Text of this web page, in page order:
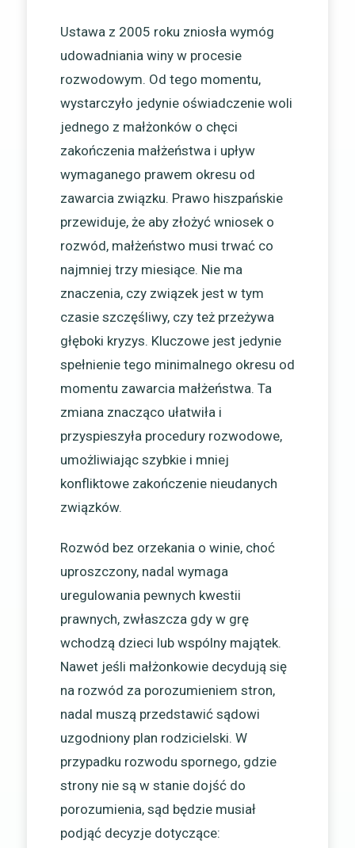
Ustawa z 2005 roku zniosła wymóg
udowadniania winy w procesie
rozwodowym. Od tego momentu,
wystarczyło jedynie oświadczenie woli
jednego z małżonków o chęci
zakończenia małżeństwa i upływ
wymaganego prawem okresu od
zawarcia związku. Prawo hiszpańskie
przewiduje, że aby złożyć wniosek o
rozwód, małżeństwo musi trwać co
najmniej trzy miesiące. Nie ma
znaczenia, czy związek jest w tym
czasie szczęśliwy, czy też przeżywa
głęboki kryzys. Kluczowe jest jedynie
spełnienie tego minimalnego okresu od
momentu zawarcia małżeństwa. Ta
zmiana znacząco ułatwiła i
przyspieszyła procedury rozwodowe,
umożliwiając szybkie i mniej
konfliktowe zakończenie nieudanych
związków.
Rozwód bez orzekania o winie, choć
uproszczony, nadal wymaga
uregulowania pewnych kwestii
prawnych, zwłaszcza gdy w grę
wchodzą dzieci lub wspólny majątek.
Nawet jeśli małżonkowie decydują się
na rozwód za porozumieniem stron,
nadal muszą przedstawić sądowi
uzgodniony plan rodzicielski. W
przypadku rozwodu spornego, gdzie
strony nie są w stanie dojść do
porozumienia, sąd będzie musiał
podjąć decyzje dotyczące: